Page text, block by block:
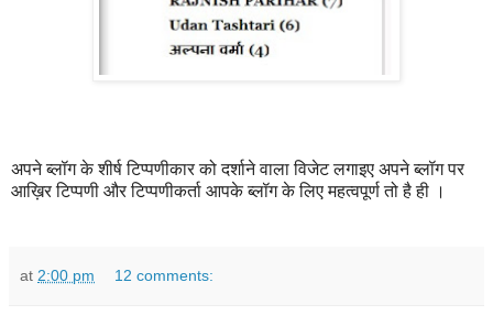
अपने ब्लॉग के शीर्ष टिप्पणीकार को दर्शाने वाला विजेट लगाइए अपने ब्लॉग पर
आख़िर टिप्पणी और टिप्पणीकर्ता आपके ब्लॉग के लिए महत्वपूर्ण तो है ही ।
at 2:00 pm 12 comments: